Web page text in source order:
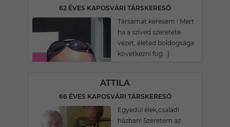
62 ÉVES KAPOSVÁRI TÁRSKERESŐ
Társamat keresem ! Mert
ha a szíved szeretete
vezet, életed boldogsága
következni fog. :)
ATTILA
66 ÉVES KAPOSVÁRI TÁRSKERESŐ
Egyedül élek,családi
házban! Szeretem az